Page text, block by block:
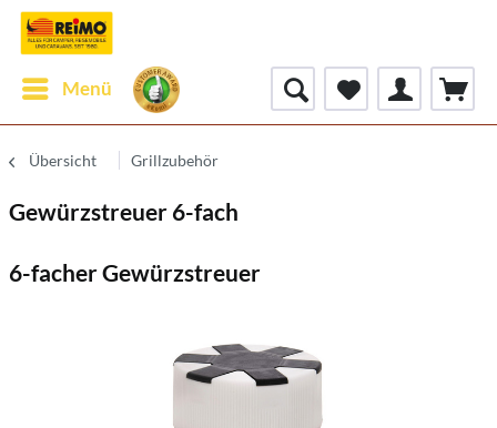
Menü
Übersicht Grillzubehör
Gewürzstreuer 6-fach
6-facher Gewürzstreuer